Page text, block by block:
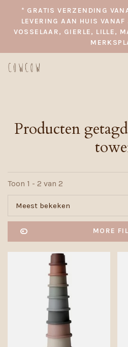
* GRATIS VERZENDING
LEVERING AAN HUIS
VOSSELAAR, GIERLE, LILLE,
Producten
Toon 1 - 2 van 2
Meest bekeken
MORE